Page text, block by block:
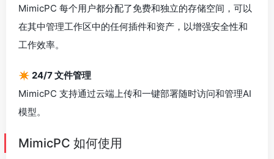
MimicPC 每个用户都分配了免费和独立的存储空间，可以
在其中管理工作区中的任何插件和资产，以增强安全性和
工作效率。
✴️ 24/7 文件管理
MimicPC 支持通过云端上传和一键部署随时访问和管理AI
模型。
MimicPC 如何使用